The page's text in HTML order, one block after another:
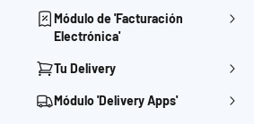
Módulo de 'Facturación
Electrónica'
Tu Delivery
Módulo 'Delivery Apps'